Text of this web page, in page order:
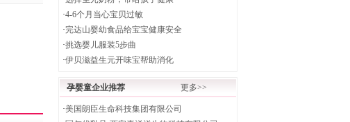
·4-6个月当心宝贝过敏
·完达山婴幼食品给宝宝健康安全
·挑选婴儿服装5步曲
·伊贝滋益生元开味宝帮助消化
孕婴童企业推荐 更多>>
·美国朗臣生命科技集团有限公司